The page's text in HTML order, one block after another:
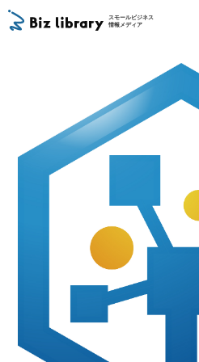
スモールビジネス
情報メディア